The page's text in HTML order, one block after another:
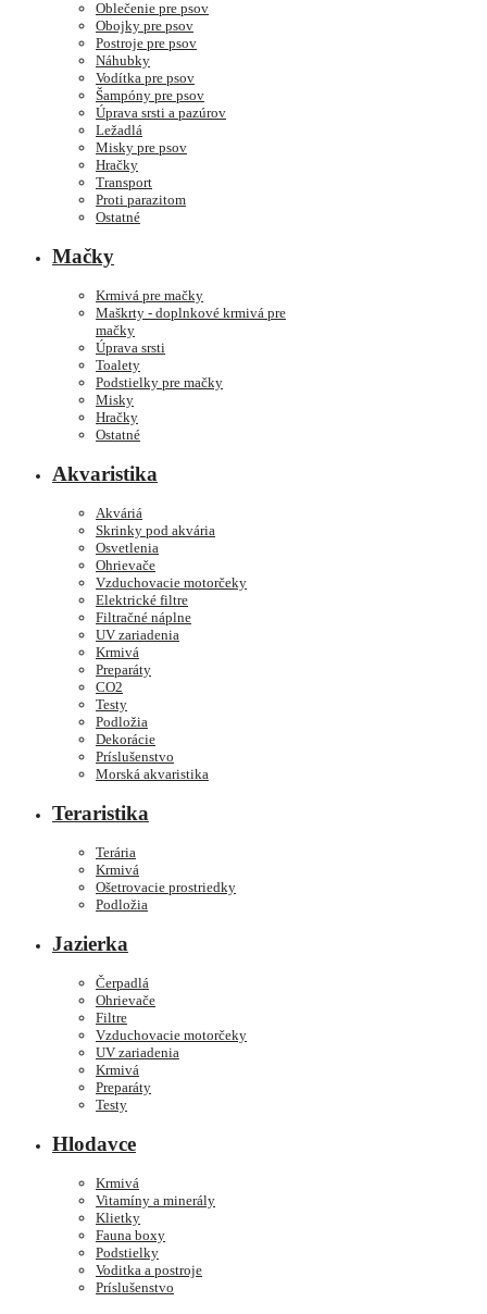
Oblečenie pre psov
Obojky pre psov
Postroje pre psov
Náhubky
Vodítka pre psov
Šampóny pre psov
Úprava srsti a pazúrov
Ležadlá
Misky pre psov
Hračky
Transport
Proti parazitom
Ostatné
Mačky
Krmivá pre mačky
Maškrty - doplnkové krmivá pre
mačky
Úprava srsti
Toalety
Podstielky pre mačky
Misky
Hračky
Ostatné
Akvaristika
Akváriá
Skrinky pod akvária
Osvetlenia
Ohrievače
Vzduchovacie motorčeky
Elektrické filtre
Filtračné náplne
UV zariadenia
Krmivá
Preparáty
CO2
Testy
Podložia
Dekorácie
Príslušenstvo
Morská akvaristika
Teraristika
Terária
Krmivá
Ošetrovacie prostriedky
Podložia
Jazierka
Čerpadlá
Ohrievače
Filtre
Vzduchovacie motorčeky
UV zariadenia
Krmivá
Preparáty
Testy
Hlodavce
Krmivá
Vitamíny a minerály
Klietky
Fauna boxy
Podstielky
Voditka a postroje
Príslušenstvo